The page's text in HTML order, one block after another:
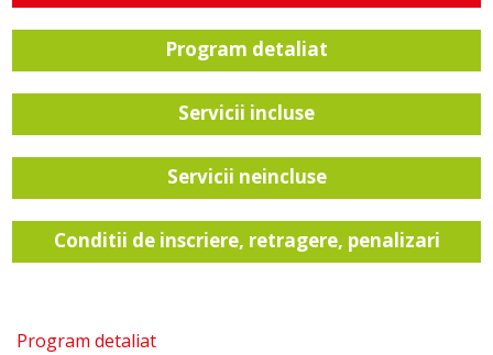
Program detaliat
Servicii incluse
Servicii neincluse
Conditii de inscriere, retragere, penalizari
Program detaliat